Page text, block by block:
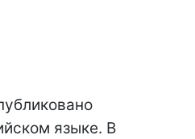
языке. В